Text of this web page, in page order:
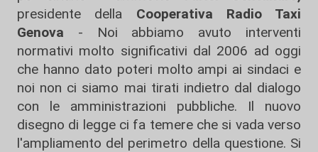
presidente della Cooperativa Radio Taxi
Genova - Noi abbiamo avuto interventi
normativi molto significativi dal 2006 ad oggi
che hanno dato poteri molto ampi ai sindaci e
noi non ci siamo mai tirati indietro dal dialogo
con le amministrazioni pubbliche. Il nuovo
disegno di legge ci fa temere che si vada verso
l'ampliamento del perimetro della questione. Si